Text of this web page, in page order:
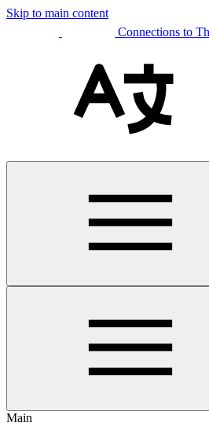
Skip to main content
Connections to
Main